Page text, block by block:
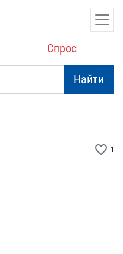
Спрос
Найти
favorite_border 1